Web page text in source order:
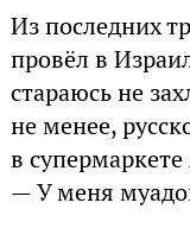
Из последних
провёл в
стараюсь не
не менее,
в
— У меня